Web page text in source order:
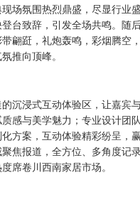
氛围热烈鼎盛，尽显行业盛
台致辞，引发全场共鸣。随
翩跹，礼炮轰鸣，彩烟腾空
推向顶峰。
浸式互动体验区，让嘉宾
感与美学魅力；专业设计团
方案，互动体验精彩纷呈，
焦报道，全方位、多角度记
席卷川西南家居市场。